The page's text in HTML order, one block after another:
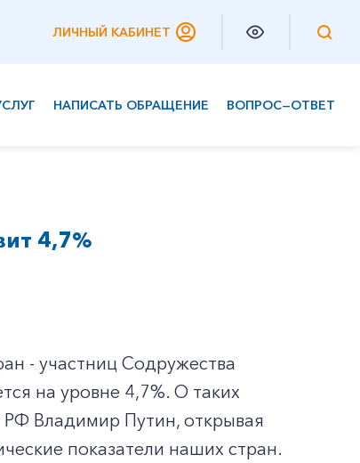
ЛИЧНЫЙ КАБИНЕТ
НАПИСАТЬ ОБРАЩЕНИЕ ВОПРОС—ОТВЕТ
4,7%
- участниц Содружества
на уровне 4,7%. О таких
Владимир Путин, открывая
показатели наших стран.